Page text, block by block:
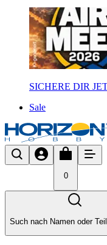
SICHERE DIR
Sale
0
Such nach Namen oder